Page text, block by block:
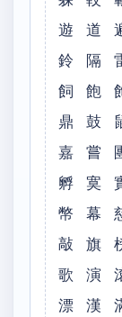
遊 道
鈴 隔
飼 飽
鼎 鼓
嘉 嘗
孵 寞
幣 幕
敲 旗
歌 演
漂 漢